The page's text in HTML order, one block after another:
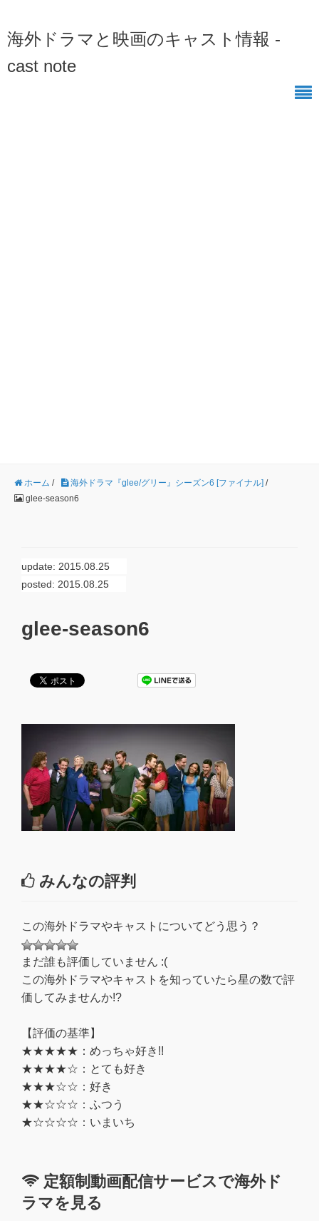
海外ドラマと映画のキャスト情報 -
cast note
ホーム / 海外ドラマ『glee/グリー』シーズン6 [ファイナル] /
glee-season6
update: 2015.08.25
posted: 2015.08.25
glee-season6
みんなの評判
この海外ドラマやキャストについてどう思う？
まだ誰も評価していません :(
この海外ドラマやキャストを知っていたら星の数で評
価してみませんか!?
【評価の基準】
★★★★★：めっちゃ好き!!
★★★★☆：とても好き
★★★☆☆：好き
★★☆☆☆：ふつう
★☆☆☆☆：いまいち
定額制動画配信サービスで海外ド
ラマを見る